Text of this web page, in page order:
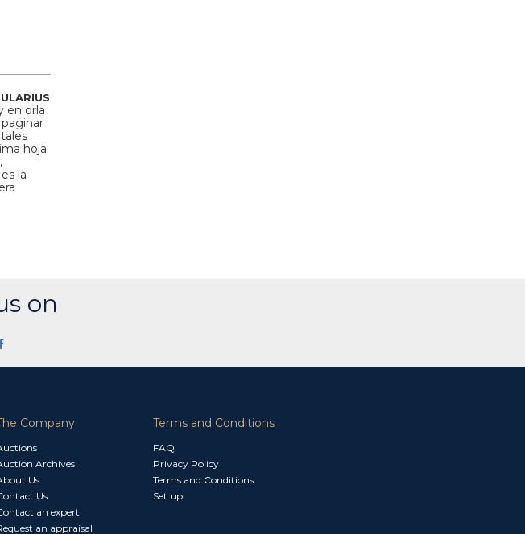
en orla
hoja
la
on
Company
Archives
Us
Us
an expert
an appraisal
Terms and Conditions
FAQ
Privacy Policy
Terms and Conditions
Set up